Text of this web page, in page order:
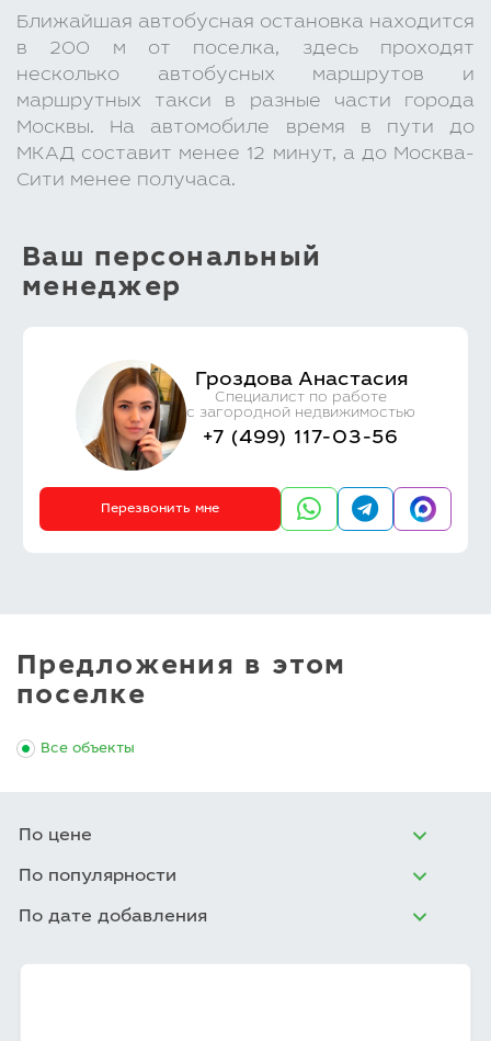
Ближайшая автобусная остановка находится
в 200 м от поселка, здесь проходят
несколько автобусных маршрутов и
маршрутных такси в разные части города
Москвы. На автомобиле время в пути до
МКАД составит менее 12 минут, а до Москва-
Сити менее получаса.
Ваш персональный
менеджер
Гроздова Анастасия
Специалист по работе
с загородной недвижимостью
+7 (499) 117-03-56
Перезвонить мне
Предложения в этом
поселке
Все объекты
По цене
По популярности
По дате добавления